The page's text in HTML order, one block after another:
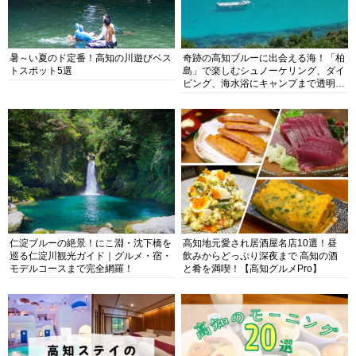
暑～い夏のド定番！高知の川遊びベス
トスポット5選
奇跡の高知ブルーに出会える海！「柏
島」で楽しむシュノーケリング、ダイ
ビング、海水浴にキャンプまで透明度
仁淀ブルーの絶景！にこ淵・沈下橋を
巡る仁淀川観光ガイド｜グルメ・宿・
モデルコースまで完全網羅！
高知地元愛され居酒屋名店10選！昼
飲みからどっぷり深夜まで 高知の酒
と肴を満喫！【高知グルメPro】